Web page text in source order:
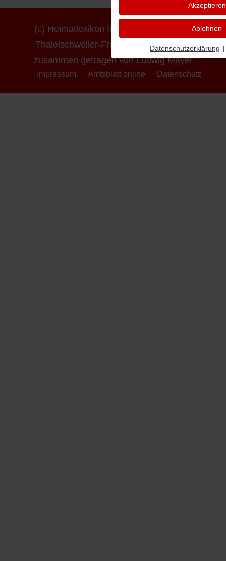
(c) Heimatlexikon für die Ortsgemeinde
Thaleischweiler-Fröschen - erstellt und
zusammen getragen von Ludwig Mayer
Impressum Amtsblatt online Datenschutz
Akzeptieren
Ablehnen
Datenschutzerklärung |